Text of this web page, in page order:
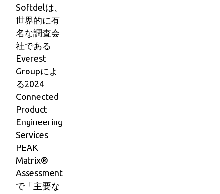
Softdelは、
世界的に有
名な調査会
社である
Everest
Groupによ
る2024
Connected
Product
Engineering
Services
PEAK
Matrix®
Assessment
で「主要な